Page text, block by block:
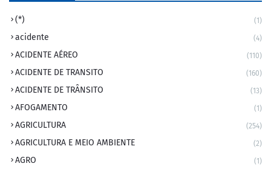
(*) (1)
acidente (4)
ACIDENTE AÉREO (110)
ACIDENTE DE TRANSITO (160)
ACIDENTE DE TRÂNSITO (13)
AFOGAMENTO (1)
AGRICULTURA (254)
AGRICULTURA E MEIO AMBIENTE (2)
AGRO (1)